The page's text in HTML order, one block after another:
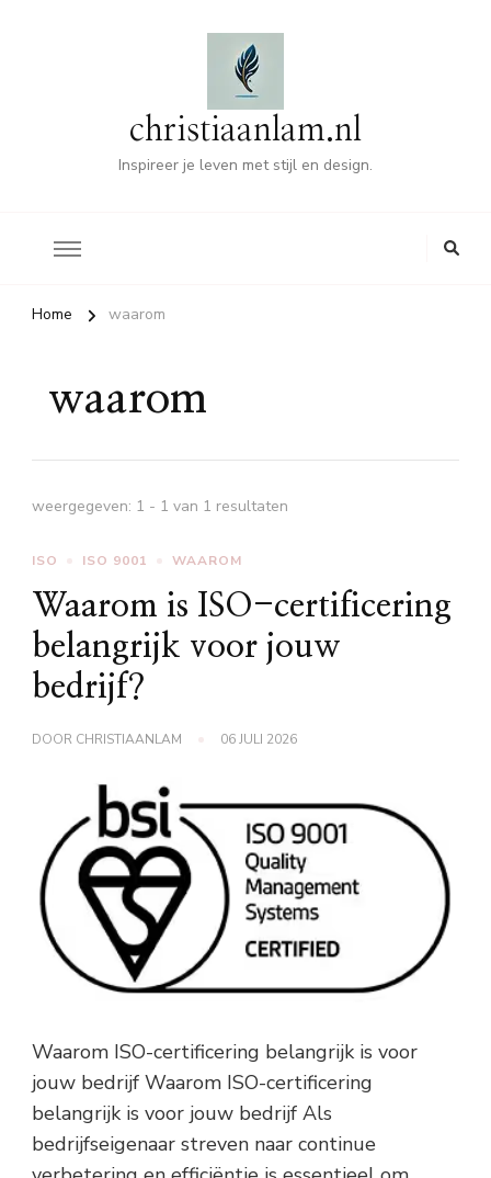
christiaanlam.nl
Inspireer je leven met stijl en design.
Home waarom
waarom
weergegeven: 1 - 1 van 1 resultaten
ISO ISO 9001 WAAROM
Waarom is ISO-certificering
belangrijk voor jouw
bedrijf?
DOOR CHRISTIAANLAM 06 JULI 2026
Waarom ISO-certificering belangrijk is voor
jouw bedrijf Waarom ISO-certificering
belangrijk is voor jouw bedrijf Als
bedrijfseigenaar streven naar continue